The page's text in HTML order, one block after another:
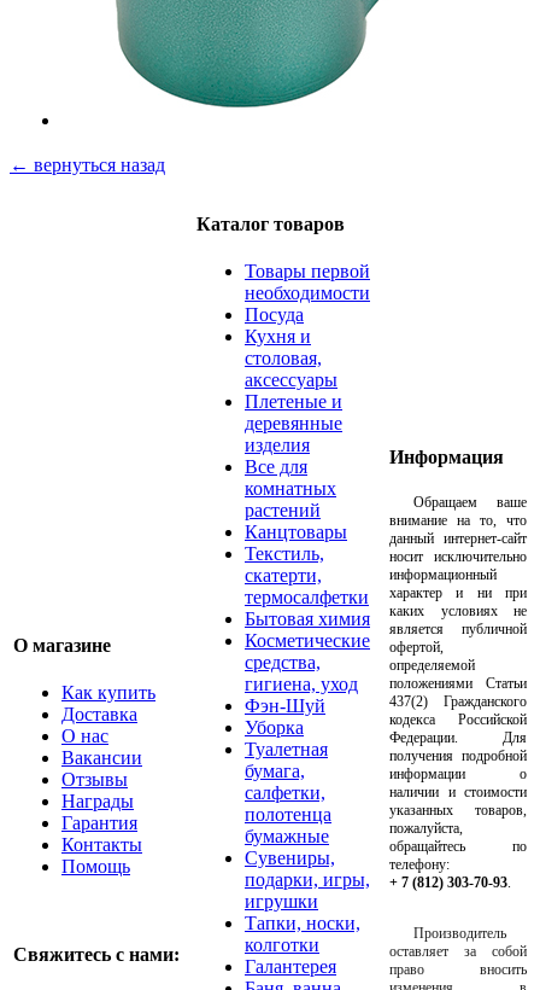
← вернуться назад
О магазине
Как купить
Доставка
О нас
Вакансии
Отзывы
Награды
Гарантия
Контакты
Помощь
Свяжитесь с нами:
Каталог товаров
Товары первой
необходимости
Посуда
Кухня и
столовая,
аксессуары
Плетеные и
деревянные
изделия
Все для
комнатных
растений
Канцтовары
Текстиль,
скатерти,
термосалфетки
Бытовая химия
Косметические
средства,
гигиена, уход
Фэн-Шуй
Уборка
Туалетная
бумага,
салфетки,
полотенца
бумажные
Сувениры,
подарки, игры,
игрушки
Тапки, носки,
колготки
Галантерея
Информация
Обращаем ваше
внимание на то, что
данный интернет-сайт
носит исключительно
информационный
характер и ни при
каких условиях не
является публичной
офертой,
определяемой
положениями Статьи
437(2) Гражданского
кодекса Российской
Федерации. Для
получения подробной
информации о
наличии и стоимости
указанных товаров,
пожалуйста,
обращайтесь по
телефону:
+ 7 (812) 303-70-93
Производитель
оставляет за собой
право вносить